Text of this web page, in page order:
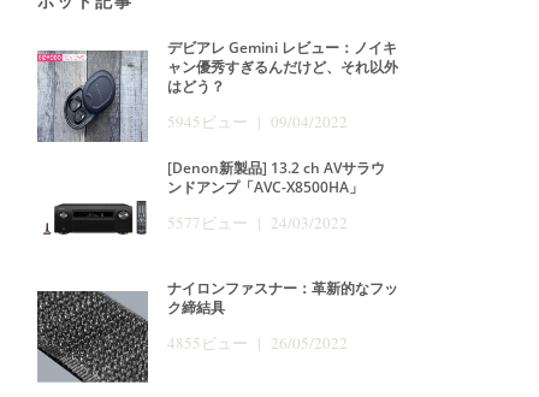
デビアレ Gemini レビュー：ノイキ
ャン優秀すぎるんだけど、それ以外
はどう？
5945ビュー | 09/04/2022
[Denon新製品] 13.2 ch AVサラウ
ンドアンプ「AVC-X8500HA」
5577ビュー | 24/03/2022
ナイロンファスナー：革新的なフッ
ク締結具
4855ビュー | 26/05/2022